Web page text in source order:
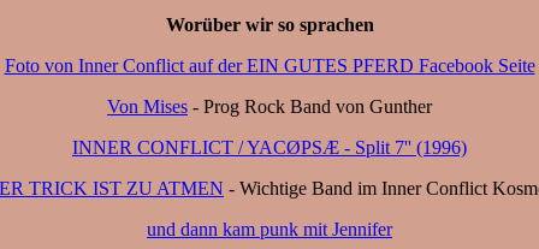
Worüber wir so sprachen
Foto von Inner Conflict auf der EIN GUTES PFERD Facebook Seite
Von Mises - Prog Rock Band von Gunther
INNER CONFLICT / YACØPSÆ - Split 7'' (1996)
TRICK IST ZU ATMEN - Wichtige Band im Inner Conflict
und dann kam punk mit Jennifer